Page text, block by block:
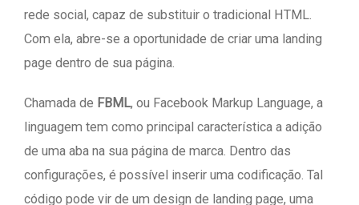
rede social, capaz de substituir o tradicional HTML.
Com ela, abre-se a oportunidade de criar uma landing
page dentro de sua página.
Chamada de FBML, ou Facebook Markup Language, a
linguagem tem como principal característica a adição
de uma aba na sua página de marca. Dentro das
configurações, é possível inserir uma codificação. Tal
código pode vir de um design de landing page, uma